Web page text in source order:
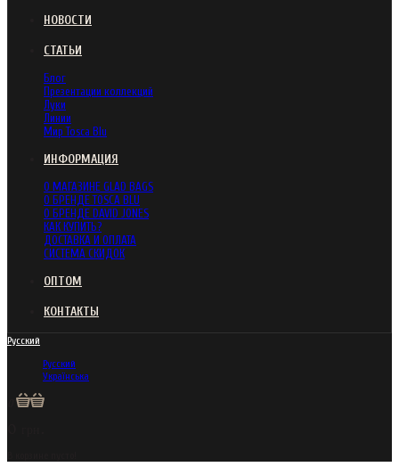
НОВОСТИ
СТАТЬИ
Блог
Презентации коллекций
Луки
Линии
Мир Tosca Blu
ИНФОРМАЦИЯ
О МАГАЗИНЕ GLAD BAGS
О БРЕНДЕ TOSCA BLU
О БРЕНДЕ DAVID JONES
КАК КУПИТЬ?
ДОСТАВКА И ОПЛАТА
СИСТЕМА СКИДОК
ОПТОМ
КОНТАКТЫ
Русский
Русский
Українська